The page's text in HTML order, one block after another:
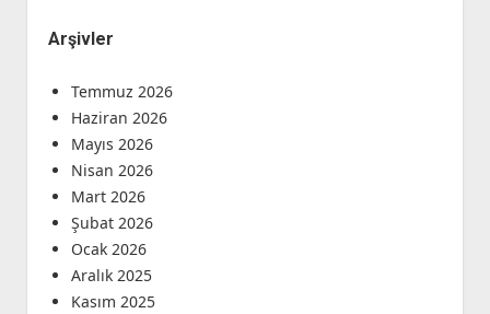
Arşivler
Temmuz 2026
Haziran 2026
Mayıs 2026
Nisan 2026
Mart 2026
Şubat 2026
Ocak 2026
Aralık 2025
Kasım 2025